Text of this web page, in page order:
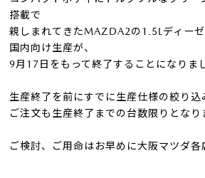
搭載で
親しまれてきたMAZDA2の1.5Lディー
国内向け生産が、
9月17日をもって終了することになりま
生産終了を前にすでに生産仕様の絞り込
ご注文も生産終了までの台数限りとなり
ご検討、ご用命はお早めに大阪マツダ各